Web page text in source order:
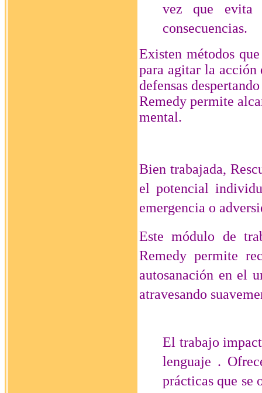
vez que evita
consecuencias.
Existen métodos
para agitar la acción
defensas
Remedy permite
mental.
Bien trabajada,
el potencial
emergencia o
Este módulo de
Remedy permite
autosanación en el
atravesando
El trabajo
lenguaje .
prácticas que se